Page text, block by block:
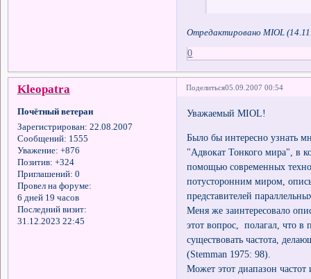
Отредактировано MIOL
0
Поделиться05.09.2007 00:54
Kleopatra
Почётный ветеран
Зарегистрирован: 22.08.2007
Сообщений: 1555
Уважение: +876
Позитив: +324
Приглашений: 0
Провел на форуме:
6 дней 19 часов
Последний визит:
31.12.2023 22:45
Уважаемый MIOL!
Было бы интересно узнать
"Адвокат Тонкого мира", в
помощью современных
потусторонним миром,
представителей
Меня же заинтересовало
этот вопрос, полагал, что
существовать частота,
(Stemman 1975: 98).
Может этот диапазон